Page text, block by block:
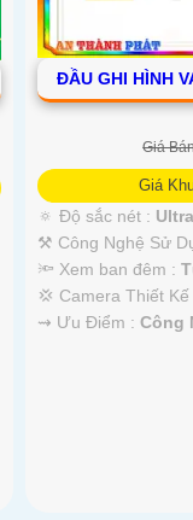
ĐẦU GHI HÌNH
Giá
Giá
🔅 Độ sắc nét : Ultra
⚒ Công Nghệ Sử
🔦 Xem ban đêm :
💢 Camera Thiết
️⇝ Ưu Điểm :Công